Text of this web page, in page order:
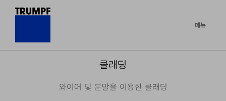
메뉴
클래딩
와이어 및 분말을 이용한 클래딩